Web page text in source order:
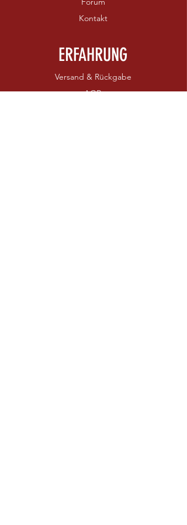
Kontakt
ERFAHRUNG
Versand & Rückgabe
AGB